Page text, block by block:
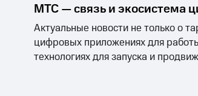
МТС — связь и экосистема
Актуальные новости не только о
цифровых приложениях для
технологиях для запуска и